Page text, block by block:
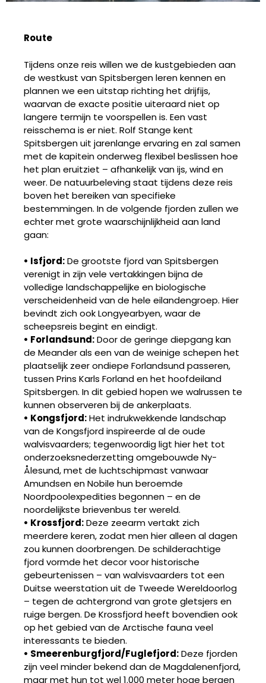
Route
Tijdens onze reis willen we de kustgebieden aan
de westkust van Spitsbergen leren kennen en
plannen we een uitstap richting het drijfijs,
waarvan de exacte positie uiteraard niet op
langere termijn te voorspellen is. Een vast
reisschema is er niet. Rolf Stange kent
Spitsbergen uit jarenlange ervaring en zal samen
met de kapitein onderweg flexibel beslissen hoe
het plan eruitziet – afhankelijk van ijs, wind en
weer. De natuurbeleving staat tijdens deze reis
boven het bereiken van specifieke
bestemmingen. In de volgende fjorden zullen we
echter met grote waarschijnlijkheid aan land
gaan:
• Isfjord:De grootste fjord van Spitsbergen
verenigt in zijn vele vertakkingen bijna de
volledige landschappelijke en biologische
verscheidenheid van de hele eilandengroep. Hier
bevindt zich ook Longyearbyen, waar de
scheepsreis begint en eindigt.
• Forlandsund:Door de geringe diepgang kan
de Meander als een van de weinige schepen het
plaatselijk zeer ondiepe Forlandsund passeren,
tussen Prins Karls Forland en het hoofdeiland
Spitsbergen. In dit gebied hopen we walrussen te
kunnen observeren bij de ankerplaats.
• Kongsfjord:Het indrukwekkende landschap
van de Kongsfjord inspireerde al de oude
walvisvaarders; tegenwoordig ligt hier het tot
onderzoeksnederzetting omgebouwde Ny-
Ålesund, met de luchtschipmast vanwaar
Amundsen en Nobile hun beroemde
Noordpoolexpedities begonnen – en de
noordelijkste brievenbus ter wereld.
• Krossfjord:Deze zeearm vertakt zich
meerdere keren, zodat men hier alleen al dagen
zou kunnen doorbrengen. De schilderachtige
fjord vormde het decor voor historische
gebeurtenissen – van walvisvaarders tot een
Duitse weerstation uit de Tweede Wereldoorlog
– tegen de achtergrond van grote gletsjers en
ruige bergen. De Krossfjord heeft bovendien ook
op het gebied van de Arctische fauna veel
interessants te bieden.
• Smeerenburgfjord/Fuglefjord:Deze fjorden
zijn veel minder bekend dan de Magdalenenfjord,
maar met hun tot wel 1.000 meter hoge bergen